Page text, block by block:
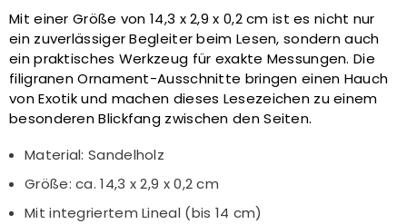
Mit einer Größe von 14,3 x 2,9 x 0,2 cm ist es nicht nur
ein zuverlässiger Begleiter beim Lesen, sondern auch
ein praktisches Werkzeug für exakte Messungen. Die
filigranen Ornament-Ausschnitte bringen einen Hauch
von Exotik und machen dieses Lesezeichen zu einem
besonderen Blickfang zwischen den Seiten.
Material: Sandelholz
Größe: ca. 14,3 x 2,9 x 0,2 cm
Mit integriertem Lineal (bis 14 cm)